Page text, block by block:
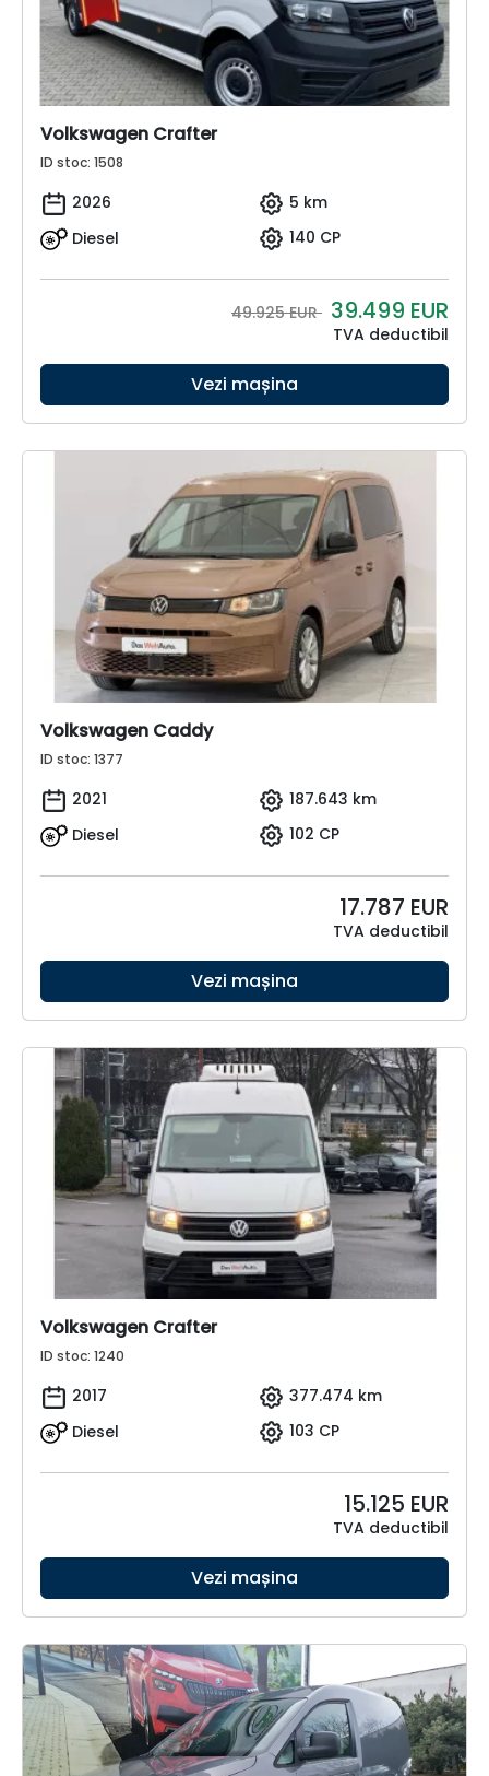
Volkswagen Crafter
ID stoc: 1508
2026
5 km
Diesel
140 CP
49.925 EUR 39.499 EUR
TVA deductibil
Vezi mașina
Volkswagen Caddy
ID stoc: 1377
2021
187.643 km
Diesel
102 CP
17.787 EUR
TVA deductibil
Vezi mașina
Volkswagen Crafter
ID stoc: 1240
2017
377.474 km
Diesel
103 CP
15.125 EUR
TVA deductibil
Vezi mașina